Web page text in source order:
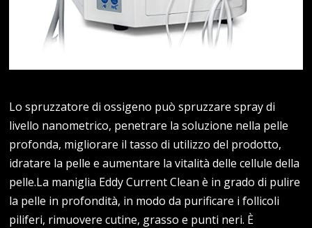
Lo spruzzatore di ossigeno può spruzzare spray di
livello nanometrico, penetrare la soluzione nella pelle
profonda, migliorare il tasso di utilizzo del prodotto,
idratare la pelle e aumentare la vitalità delle cellule della
pelle.La maniglia Eddy Current Clean è in grado di pulire
la pelle in profondità, in modo da purificare i follicoli
piliferi, rimuovere cutine, grasso e punti neri. È